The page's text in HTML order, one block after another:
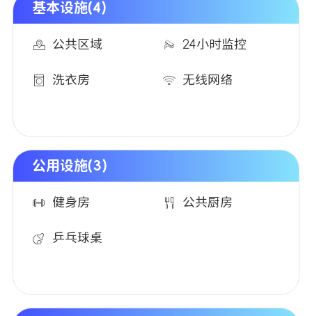
基本设施(4)
公共区域 24小时监控
洗衣房 无线网络
公用设施(3)
健身房 公共厨房
乒乓球桌